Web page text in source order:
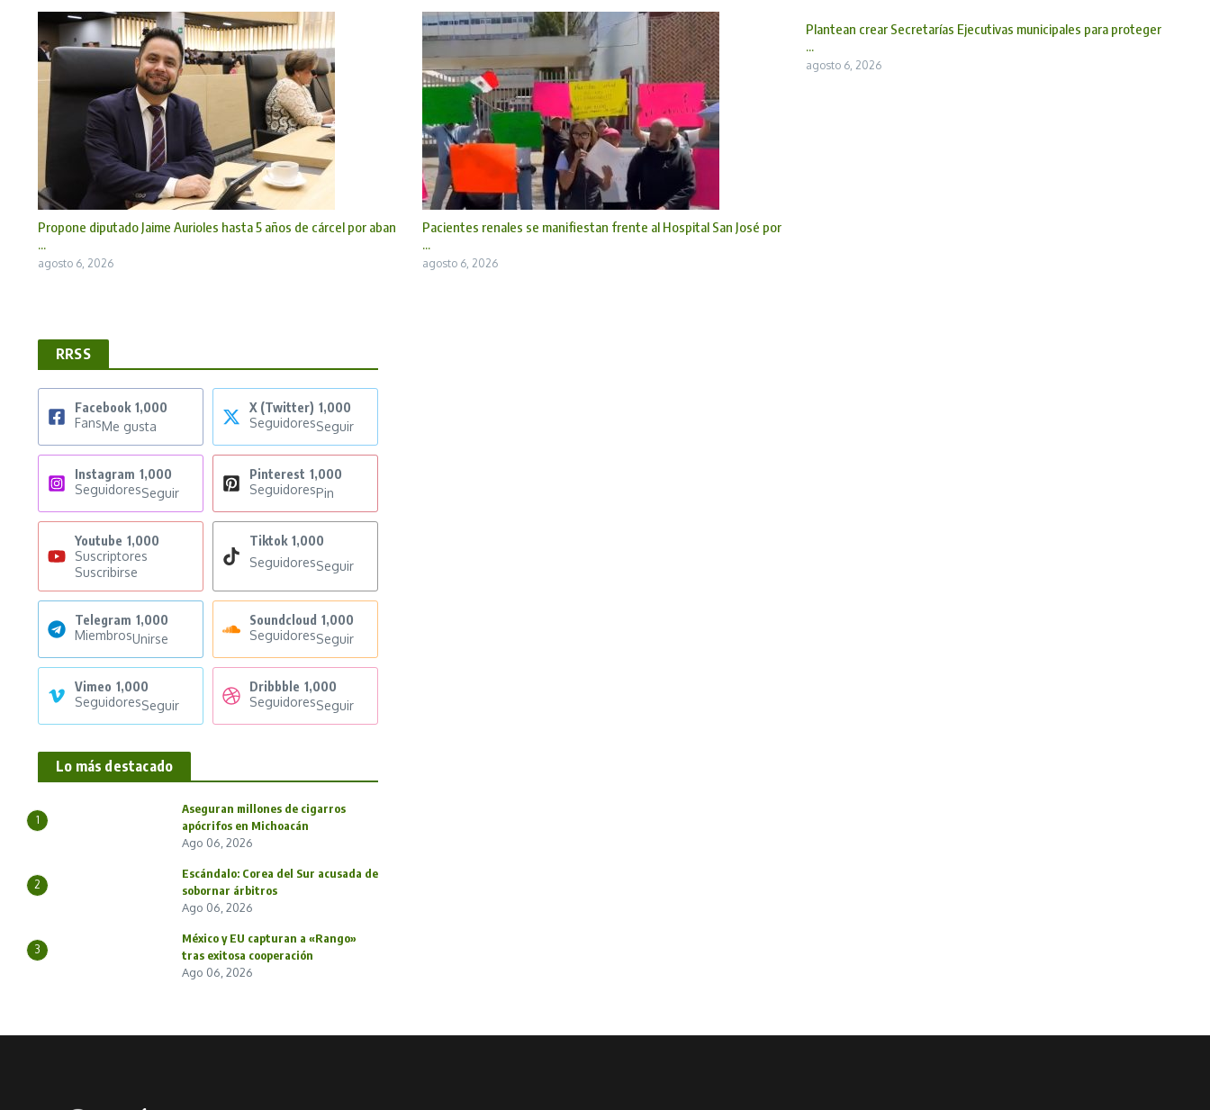
Propone diputado Jaime Aurioles hasta 5 años de cárcel por aban
...
agosto 6, 2026
Pacientes renales se manifiestan frente al Hospital San José por
...
agosto 6, 2026
Plantean crear Secretarías Ejecutivas municipales para proteger
...
agosto 6, 2026
RRSS
Facebook 1,000
FansMe gusta
X (Twitter) 1,000
SeguidoresSeguir
Instagram 1,000
SeguidoresSeguir
Pinterest 1,000
SeguidoresPin
Youtube 1,000
Suscriptores
Suscribirse
Tiktok 1,000
SeguidoresSeguir
Telegram 1,000
MiembrosUnirse
Soundcloud 1,000
SeguidoresSeguir
Vimeo 1,000
SeguidoresSeguir
Dribbble 1,000
SeguidoresSeguir
Lo más destacado
1
Aseguran millones de cigarros
apócrifos en Michoacán
Ago 06, 2026
2
Escándalo: Corea del Sur acusada de
sobornar árbitros
Ago 06, 2026
3
México y EU capturan a «Rango»
tras exitosa cooperación
Ago 06, 2026